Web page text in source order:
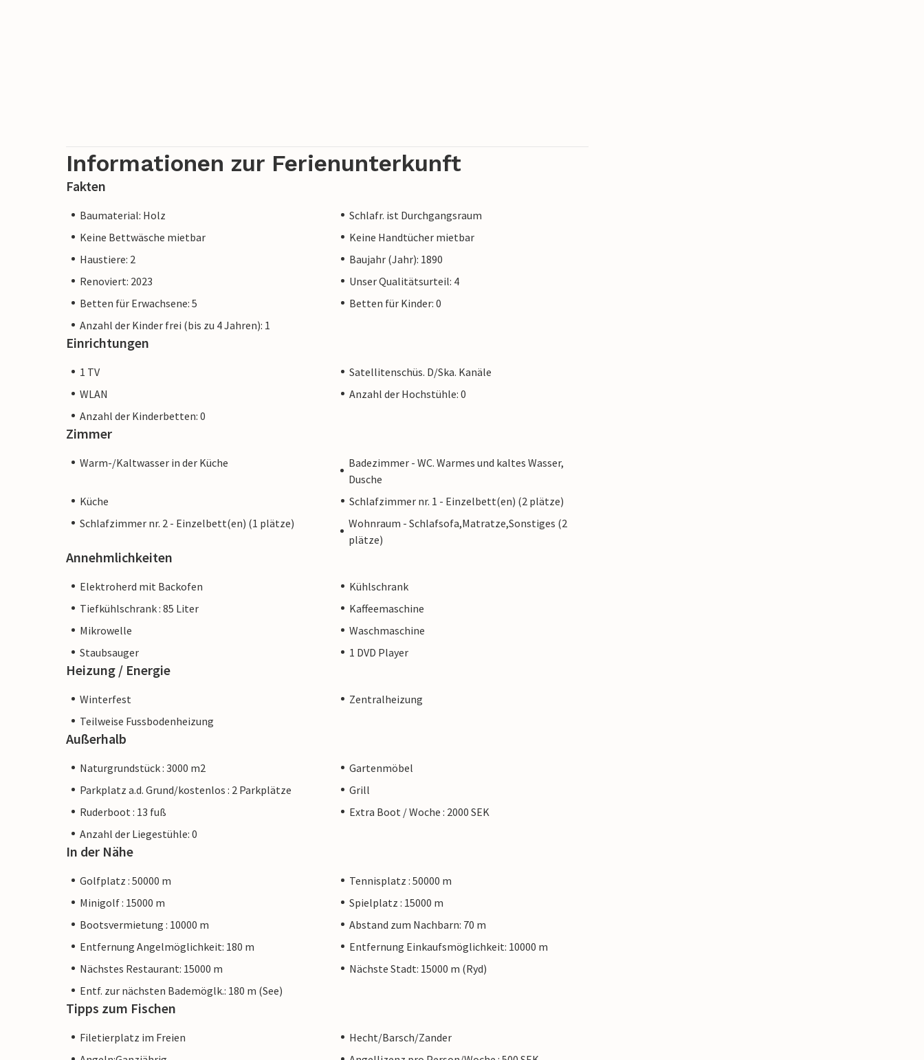
Informationen zur Ferienunterkunft
Fakten
Baumaterial: Holz
Schlafr. ist Durchgangsraum
Keine Bettwäsche mietbar
Keine Handtücher mietbar
Haustiere: 2
Baujahr (Jahr): 1890
Renoviert: 2023
Unser Qualitätsurteil: 4
Betten für Erwachsene: 5
Betten für Kinder: 0
Anzahl der Kinder frei (bis zu 4 Jahren): 1
Einrichtungen
1 TV
Satellitenschüs. D/Ska. Kanäle
WLAN
Anzahl der Hochstühle: 0
Anzahl der Kinderbetten: 0
Zimmer
Warm-/Kaltwasser in der Küche
Badezimmer - WC. Warmes und kaltes Wasser,
Dusche
Küche
Schlafzimmer nr. 1 - Einzelbett(en) (2 plätze)
Schlafzimmer nr. 2 - Einzelbett(en) (1 plätze)
Wohnraum - Schlafsofa,Matratze,Sonstiges (2
plätze)
Annehmlichkeiten
Elektroherd mit Backofen
Kühlschrank
Tiefkühlschrank : 85 Liter
Kaffeemaschine
Mikrowelle
Waschmaschine
Staubsauger
1 DVD Player
Heizung / Energie
Winterfest
Zentralheizung
Teilweise Fussbodenheizung
Außerhalb
Naturgrundstück : 3000 m2
Gartenmöbel
Parkplatz a.d. Grund/kostenlos : 2 Parkplätze
Grill
Ruderboot : 13 fuß
Extra Boot / Woche : 2000 SEK
Anzahl der Liegestühle: 0
In der Nähe
Golfplatz : 50000 m
Tennisplatz : 50000 m
Minigolf : 15000 m
Spielplatz : 15000 m
Bootsvermietung : 10000 m
Abstand zum Nachbarn: 70 m
Entfernung Angelmöglichkeit: 180 m
Entfernung Einkaufsmöglichkeit: 10000 m
Nächstes Restaurant: 15000 m
Nächste Stadt: 15000 m (Ryd)
Entf. zur nächsten Bademöglk.: 180 m (See)
Tipps zum Fischen
Filetierplatz im Freien
Hecht/Barsch/Zander